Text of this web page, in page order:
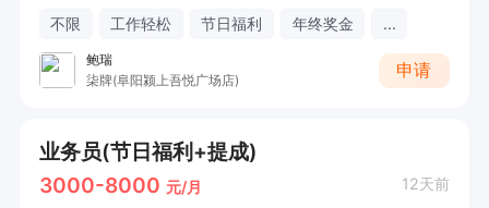
不限 工作轻松 节日福利 年终奖金 ...
鲍瑞
柒牌(阜阳颍上吾悦广场店)
申请
业务员(节日福利+提成)
3000-8000 元/月 12天前